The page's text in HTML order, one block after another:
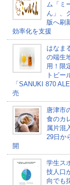
ム「ミ
ん」、
版へ刷
効率化を支援
はなま
の端生
用！限
トビー
「SANUKI 870
売
唐津市
食のカ
属片混
29日か
開
学生ス
技人口
向でも